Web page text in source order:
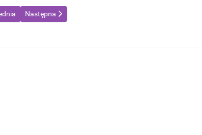
strona: Energa Manekin Toruń z Pucharem Polski!
Następna strona: Porażka w derbach!
Następna